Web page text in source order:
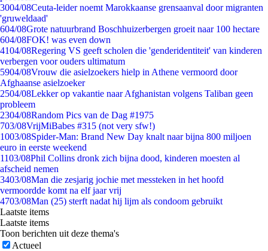
3004/08Ceuta-leider noemt Marokkaanse grensaanval door migranten
'gruweldaad'
604/08Grote natuurbrand Boschhuizerbergen groeit naar 100 hectare
604/08FOK! was even down
4104/08Regering VS geeft scholen die 'genderidentiteit' van kinderen
verbergen voor ouders ultimatum
5904/08Vrouw die asielzoekers hielp in Athene vermoord door
Afghaanse asielzoeker
2504/08Lekker op vakantie naar Afghanistan volgens Taliban geen
probleem
2304/08Random Pics van de Dag #1975
703/08VrijMiBabes #315 (not very sfw!)
1003/08Spider-Man: Brand New Day knalt naar bijna 800 miljoen
euro in eerste weekend
1103/08Phil Collins dronk zich bijna dood, kinderen moesten al
afscheid nemen
3403/08Man die zesjarig jochie met messteken in het hoofd
vermoordde komt na elf jaar vrij
4703/08Man (25) sterft nadat hij lijm als condoom gebruikt
Laatste items
Laatste items
Toon berichten uit deze thema's
Actueel